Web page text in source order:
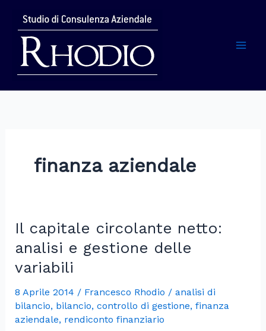
contenuto
finanza aziendale
Il capitale circolante netto:
analisi e gestione delle
variabili
8 Aprile 2014 / Francesco Rhodio / analisi di
bilancio, bilancio, controllo di gestione, finanza
aziendale, rendiconto finanziario